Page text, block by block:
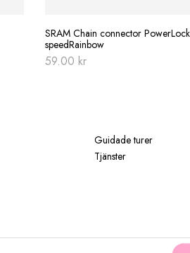
SRAM Chain connector
speedRainbow
59.00 kr
Guidade turer
Tjänster